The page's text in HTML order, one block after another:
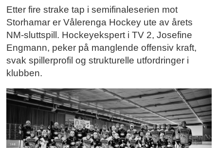
Etter fire strake tap i semifinaleserien mot
Storhamar er Vålerenga Hockey ute av årets
NM-sluttspill. Hockeyekspert i TV 2, Josefine
Engmann, peker på manglende offensiv kraft,
svak spillerprofil og strukturelle utfordringer i
klubben.